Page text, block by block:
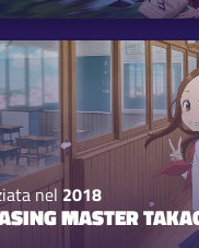
nel 2018
MASTER